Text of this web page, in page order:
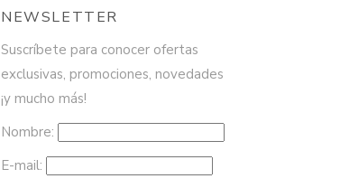
NEWSLETTER
Suscríbete para conocer ofertas
exclusivas, promociones, novedades
¡y mucho más!
Nombre:
E-mail: